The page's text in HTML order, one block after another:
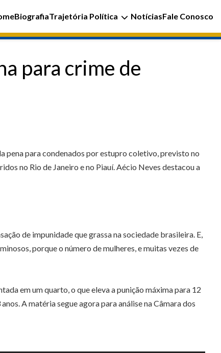
BiografiaTrajetória Política NotíciasFale Conosco
para crime de
pena para condenados por estupro coletivo, previsto no
no Rio de Janeiro e no Piauí. Aécio Neves destacou a
de impunidade que grassa na sociedade brasileira. E,
porque o número de mulheres, e muitas vezes de
em um quarto, o que eleva a punição máxima para 12
A matéria segue agora para análise na Câmara dos